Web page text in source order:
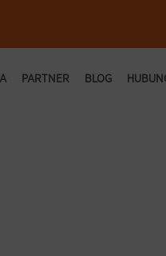
PARTNER BLOG